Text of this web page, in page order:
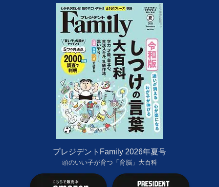
プレジデントFamily 2026年夏号
頭のいい子が育つ「育脳」大百科